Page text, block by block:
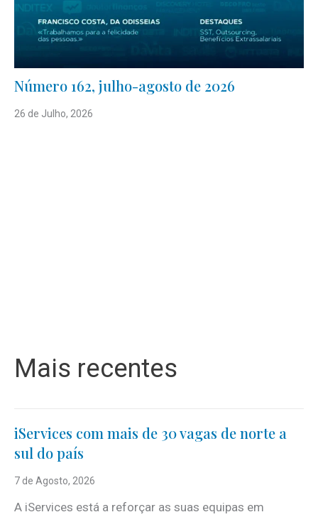
Número 162, julho-agosto de 2026
26 de Julho, 2026
Mais recentes
iServices com mais de 30 vagas de norte a
sul do país
7 de Agosto, 2026
A iServices está a reforçar as suas equipas em